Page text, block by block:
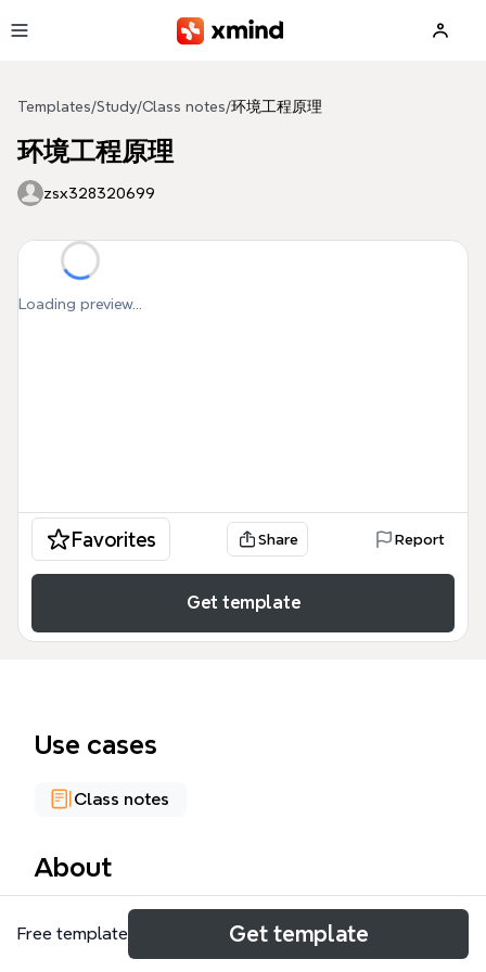
Templates/Study/Class notes/环境工程原理
环境工程原理
zsx328320699
Loading preview...
Favorites Share Report
Get template
Use cases
Class notes
About
环境工程原理课程涵盖三大核心模块：原理基础、分离
过程和动力学，共132个节点。该模板以质能衡算、流
Free template Get template